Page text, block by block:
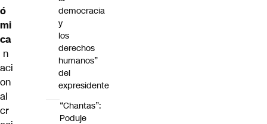
ó
mi
ca
n
aci
on
al
cr
democracia
y
los
derechos
humanos”
del
expresidente
“Chantas”:
Poduje